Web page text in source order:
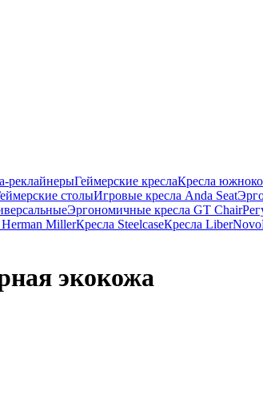
реклайнерыГеймерские креслаКресла
столыИгровые кресла Anda Seat
Эргономичные кресла GT Chair
MillerКресла SteelcaseКресла LiberNovo
экокожа